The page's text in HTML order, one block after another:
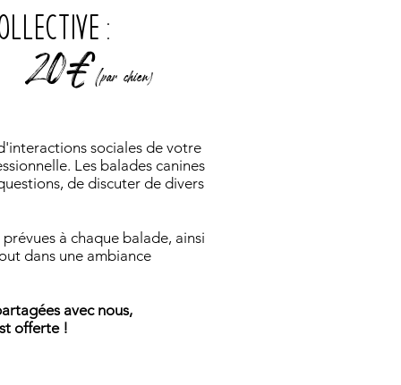
:
20€(par chien)
sociales de votre
Les balades canines
de discuter de divers
à chaque balade, ainsi
dans une ambiance
avec nous,
offerte !